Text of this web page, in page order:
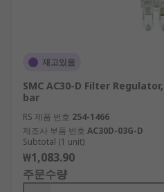
재고있음
SMC AC30-D Filter
bar
RS 제품 번호 254-1466
제조사 부품 번호 AC30D-03G-D
Subtotal (1 unit)
₩1,083.90
주문수량